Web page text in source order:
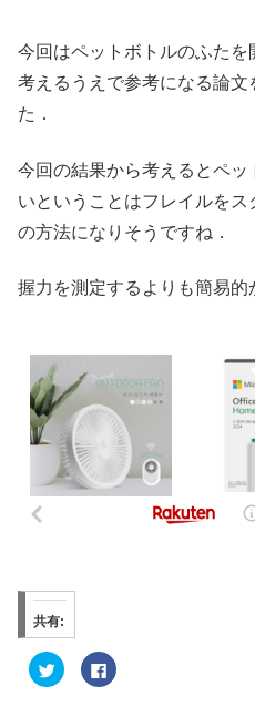
今回はペットボトルのふた
考えるうえで参考になる論
た．
今回の結果から考えるとペ
いということはフレイルを
の方法になりそうですね．
握力を測定するよりも簡易的
共有:
ク
リ
F
a